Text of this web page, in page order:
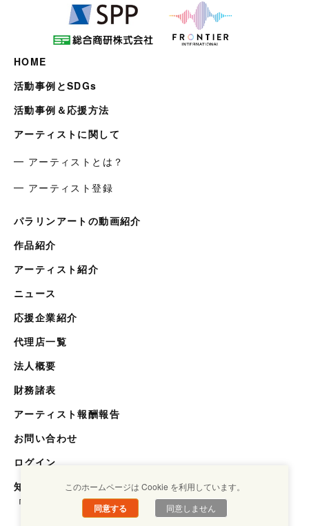
HOME
活動事例とSDGs
活動事例＆応援方法
アーティストに関して
━ アーティストとは？
━ アーティスト登録
パラリンアートの動画紹介
作品紹介
アーティスト紹介
ニュース
応援企業紹介
代理店一覧
法人概要
財務諸表
アーティスト報酬報告
お問い合わせ
ログイン
知らない世界を知るメディア
「キクエスト」
このホームページは Cookie を利用しています。
同意する
同意しません